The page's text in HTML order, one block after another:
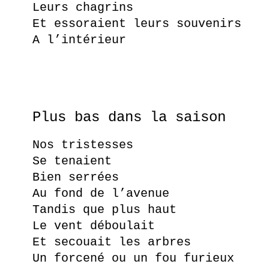
Leurs chagrins
Et essoraient leurs souvenirs
A l’intérieur
Plus bas dans la saison
Nos tristesses
Se tenaient
Bien serrées
Au fond de l’avenue
Tandis que plus haut
Le vent déboulait
Et secouait les arbres
Un forcené ou un fou furieux